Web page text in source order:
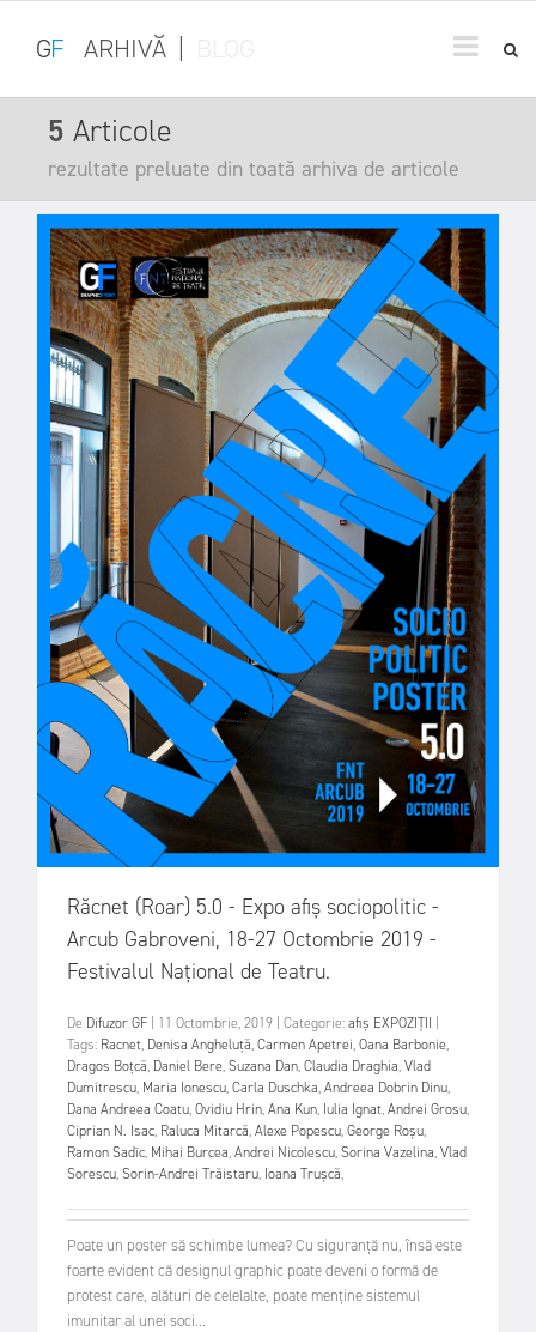
GF ARHIVĂ
5 Articole
rezultate preluate din toată arhiva de articole
Răcnet (Roar) 5.0 - Expo afiș sociopolitic -
Arcub Gabroveni, 18-27 Octombrie 2019 -
Festivalul Național de Teatru.
De Difuzor GF 11 Octombrie, 2019 Categorie:afiș EXPOZIȚII
Tags: Racnet, Denisa Angheluță,Carmen Apetrei,Oana Barbonie,
Dragos Boțcă, Daniel Bere,Suzana Dan,Claudia Draghia,Vlad
Dumitrescu, Maria Ionescu,Carla Duschka,Andreea Dobrin Dinu,
Dana Andreea Coatu,Ovidiu Hrin,Ana Kun, Iulia Ignat,Andrei Grosu,
Ciprian N. Isac, Raluca Mitarcă,Alexe Popescu,George Roșu,
Ramon Sadîc, Mihai Burcea,Andrei Nicolescu,Sorina Vazelina,Vlad
Sorescu,Sorin-Andrei Trăistaru, Ioana Trușcă,
Poate un poster să schimbe lumea? Cu siguranță nu, însă este
foarte evident că designul graphic poate deveni o formă de
protest care, alături de celelalte, poate menține sistemul
imunitar al unei soci...